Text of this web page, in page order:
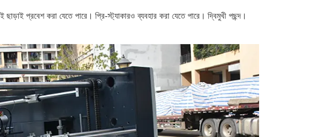
ছাড়াই প্রবেশ করা যেতে পারে। প্রি-স্ট্যাকারও ব্যবহার করা যেতে পারে। দ্বিমুখী পছন্দ।